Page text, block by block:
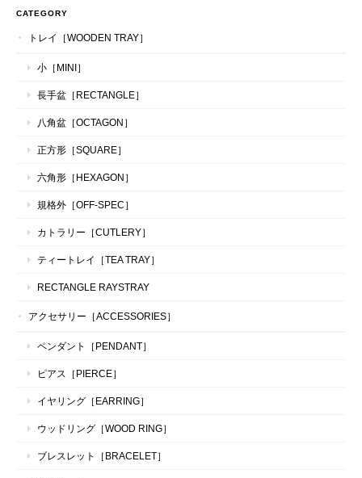
CATEGORY
トレイ［WOODEN TRAY］
小［MINI］
長手盆［RECTANGLE］
八角盆［OCTAGON］
正方形［SQUARE］
六角形［HEXAGON］
規格外［OFF-SPEC］
カトラリー［CUTLERY］
ティートレイ［TEA TRAY］
RECTANGLE RAYSTRAY
アクセサリー［ACCESSORIES］
ペンダント［PENDANT］
ピアス［PIERCE］
イヤリング［EARRING］
ウッドリング［WOOD RING］
ブレスレット［BRACELET］